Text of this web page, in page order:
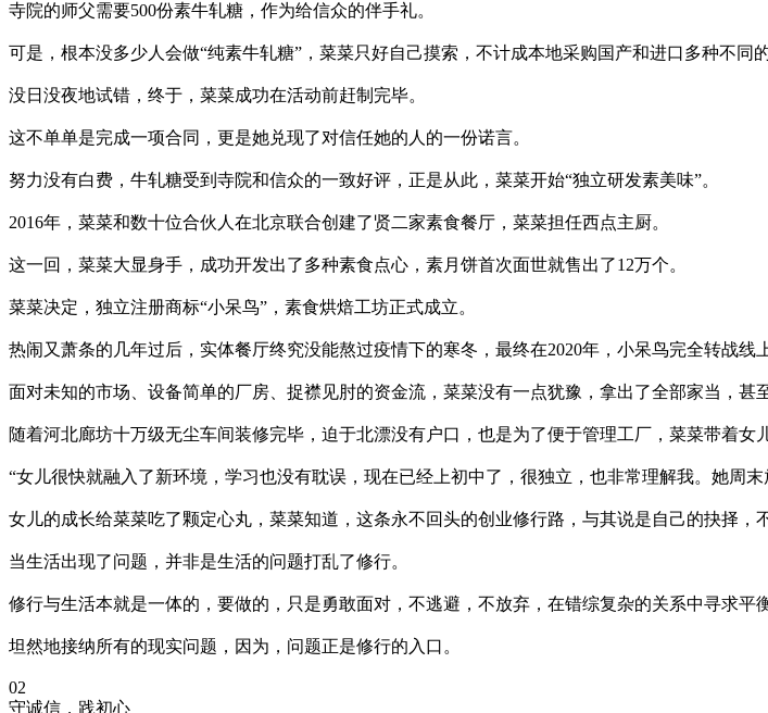
寺院的师父需要500份素牛轧糖，作为给信众的伴手礼。
可是，根本没多少人会做“纯素牛轧糖”，菜菜只好自己摸索，不计成本地采购国产和进口多种不同
没日没夜地试错，终于，菜菜成功在活动前赶制完毕。
这不单单是完成一项合同，更是她兑现了对信任她的人的一份诺言。
努力没有白费，牛轧糖受到寺院和信众的一致好评，正是从此，菜菜开始“独立研发素美味”。
2016年，菜菜和数十位合伙人在北京联合创建了贤二家素食餐厅，菜菜担任西点主厨。
这一回，菜菜大显身手，成功开发出了多种素食点心，素月饼首次面世就售出了12万个。
菜菜决定，独立注册商标“小呆鸟”，素食烘焙工坊正式成立。
热闹又萧条的几年过后，实体餐厅终究没能熬过疫情下的寒冬，最终在2020年，小呆鸟完全转战线
面对未知的市场、设备简单的厂房、捉襟见肘的资金流，菜菜没有一点犹豫，拿出了全部家当，甚
随着河北廊坊十万级无尘车间装修完毕，迫于北漂没有户口，也是为了便于管理工厂，菜菜带着女
“女儿很快就融入了新环境，学习也没有耽误，现在已经上初中了，很独立，也非常理解我。她周
女儿的成长给菜菜吃了颗定心丸，菜菜知道，这条永不回头的创业修行路，与其说是自己的抉择，
当生活出现了问题，并非是生活的问题打乱了修行。
修行与生活本就是一体的，要做的，只是勇敢面对，不逃避，不放弃，在错综复杂的关系中寻求平
坦然地接纳所有的现实问题，因为，问题正是修行的入口。
02
守诚信，践初心